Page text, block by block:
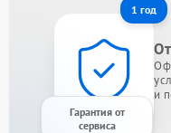
1 год
Гарантия от
сервиса
и